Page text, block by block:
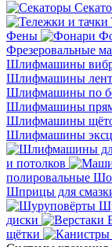
Фены
Фрезеровальные
Шлифмашины
Шлифмашины
Шлифмашины по
Шлифмашины
Шлифмашины
Шлифмашины
и потолков
полировальные
Шприцы для
диски
щётки